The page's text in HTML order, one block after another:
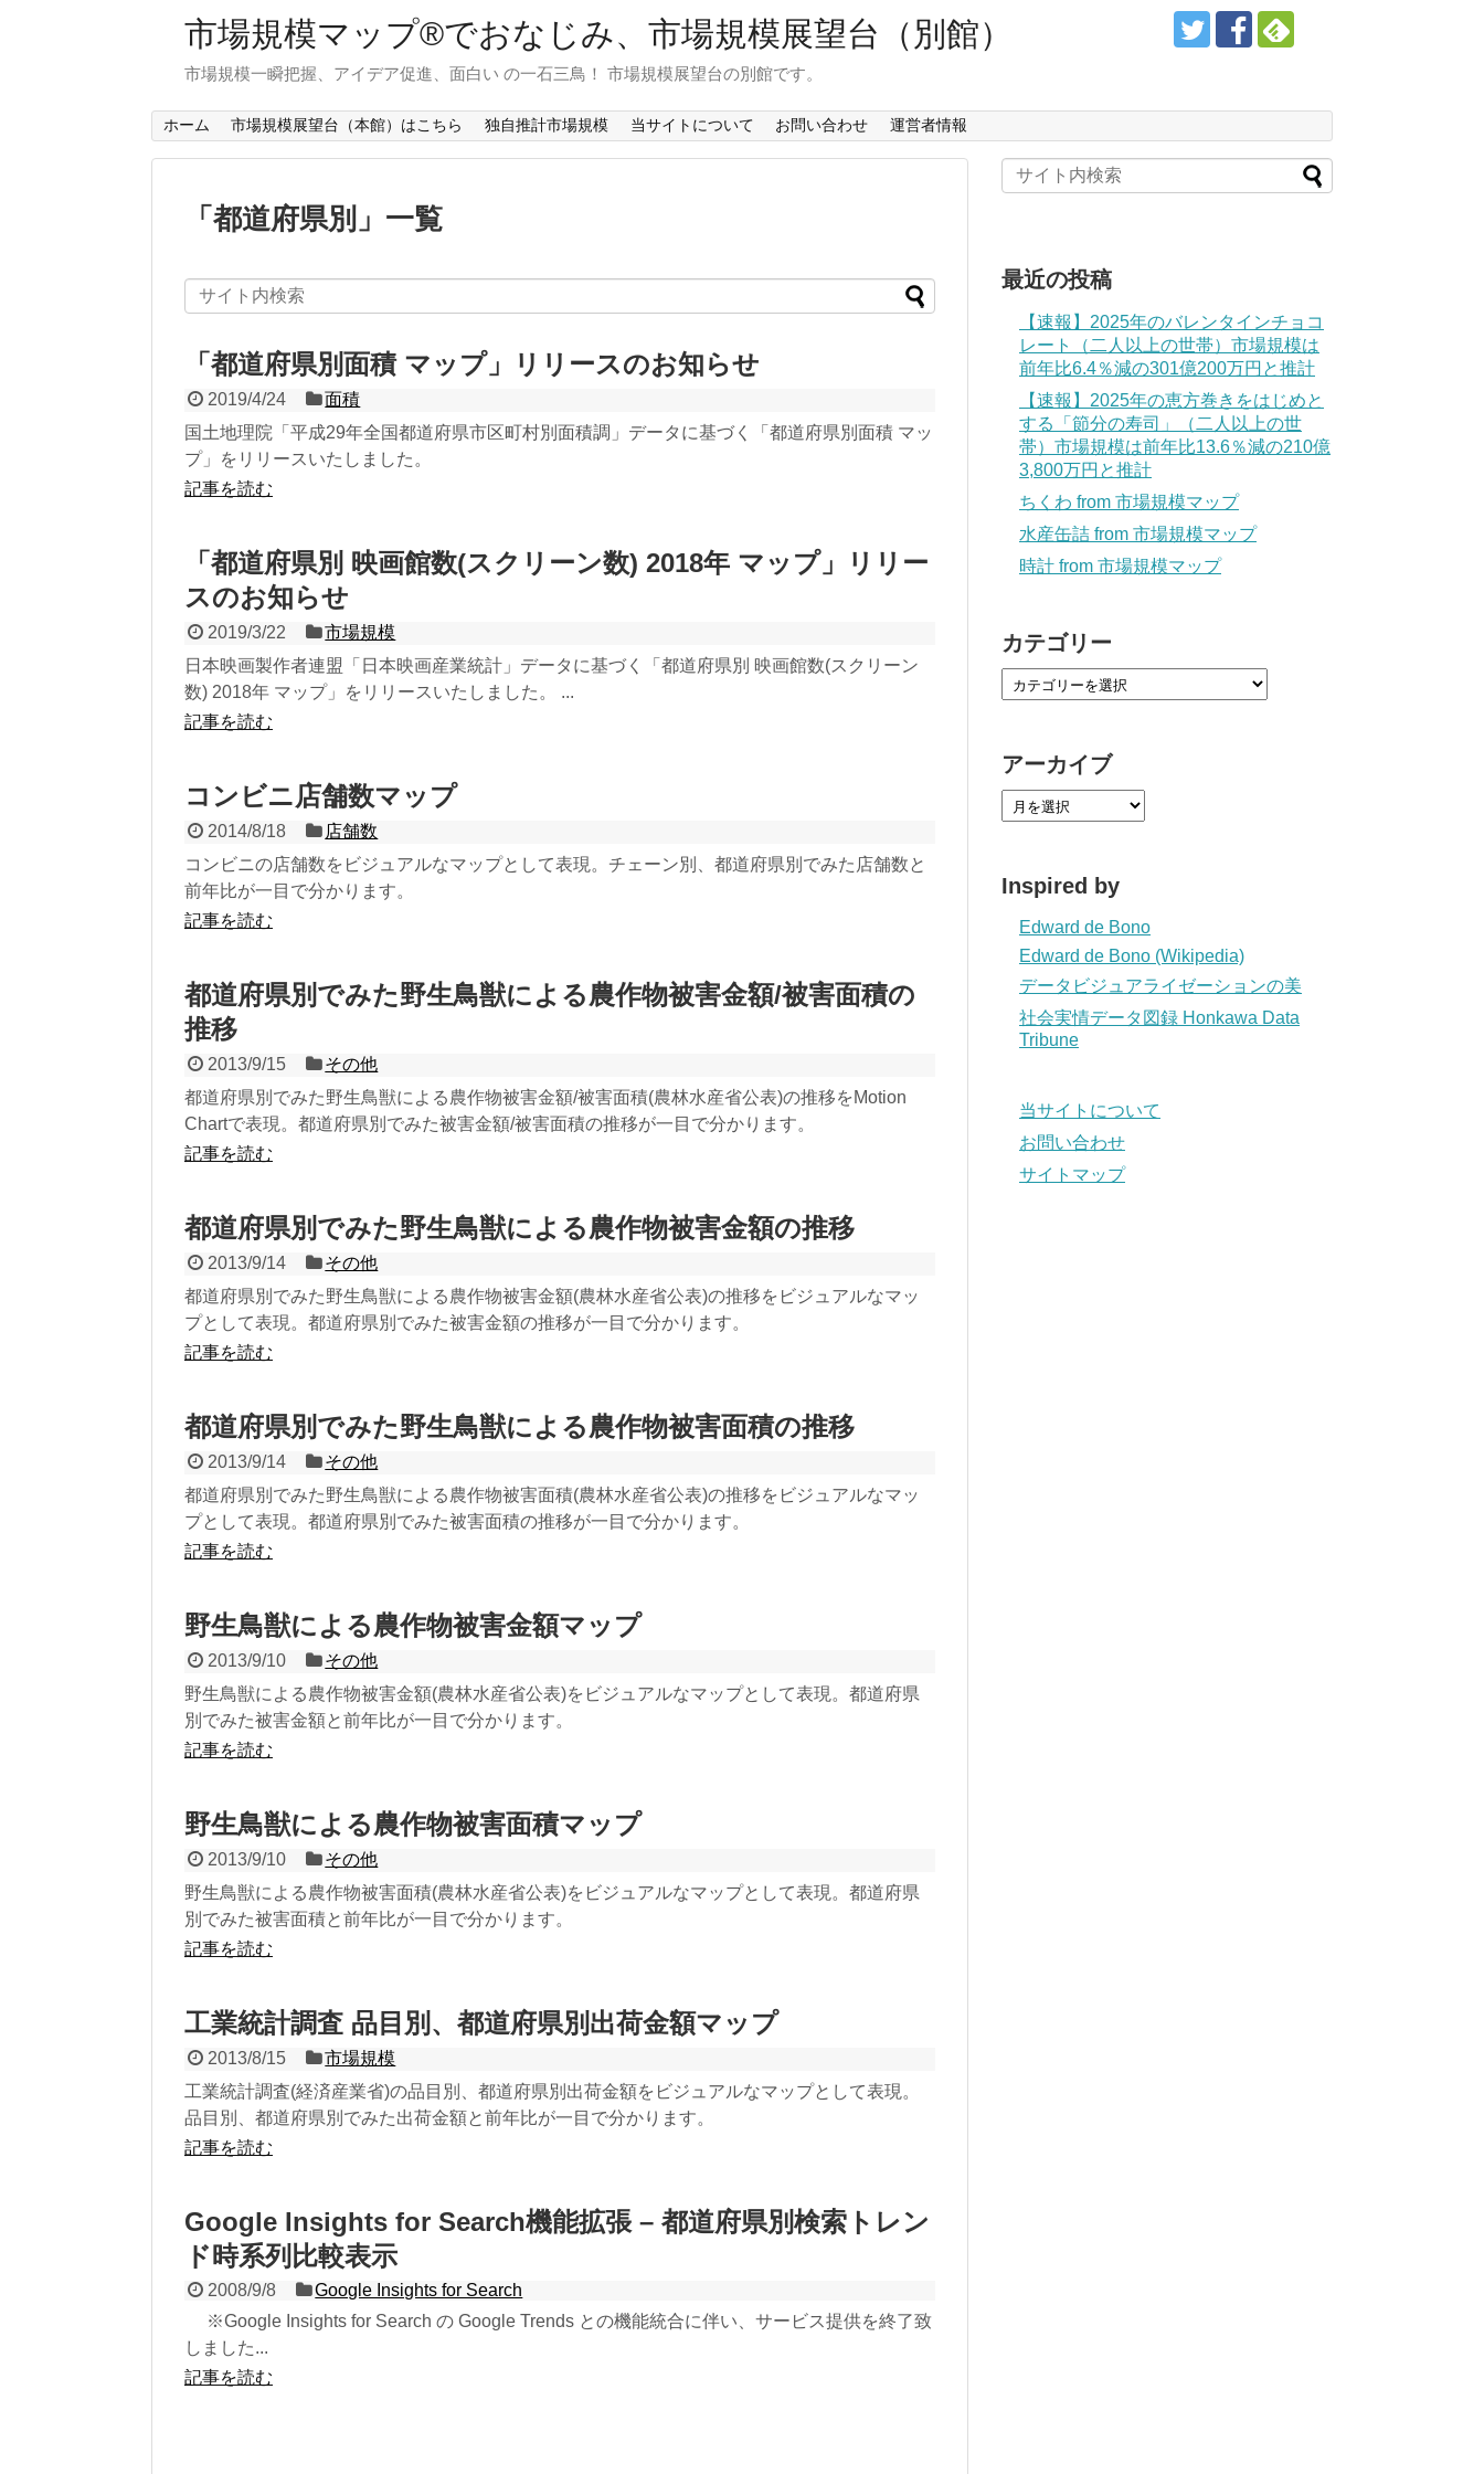
市場規模マップ®でおなじみ、市場規模展望台（別館）
市場規模一瞬把握、アイデア促進、面白い の一石三鳥！ 市場規模展望台の別館です。
ホーム 市場規模展望台（本館）はこちら 独自推計市場規模 当サイトについて お問い合わせ 運営者情報
「 都道府県別 」 一覧
「都道府県別面積 マップ」リリースのお知らせ
2019/4/24
面積
国土地理院「平成29年全国都道府県市区町村別面積調」データに基づく「都道府県別面積 マッ
プ」をリリースいたしました。
記事を読む
「都道府県別 映画館数(スクリーン数) 2018年 マップ」リリー
スのお知らせ
2019/3/22
市場規模
日本映画製作者連盟「日本映画産業統計」データに基づく「都道府県別 映画館数(スクリーン
数) 2018年 マップ」をリリースいたしました。 ...
記事を読む
コンビニ店舗数マップ
2014/8/18
店舗数
コンビニの店舗数をビジュアルなマップとして表現。チェーン別、都道府県別でみた店舗数と
前年比が一目で分かります。
記事を読む
都道府県別でみた野生鳥獣による農作物被害金額/被害面積の
推移
2013/9/15
その他
都道府県別でみた野生鳥獣による農作物被害金額/被害面積(農林水産省公表)の推移をMotion
Chartで表現。都道府県別でみた被害金額/被害面積の推移が一目で分かります。
記事を読む
都道府県別でみた野生鳥獣による農作物被害金額の推移
2013/9/14
その他
都道府県別でみた野生鳥獣による農作物被害金額(農林水産省公表)の推移をビジュアルなマッ
プとして表現。都道府県別でみた被害金額の推移が一目で分かります。
記事を読む
都道府県別でみた野生鳥獣による農作物被害面積の推移
2013/9/14
その他
都道府県別でみた野生鳥獣による農作物被害面積(農林水産省公表)の推移をビジュアルなマッ
プとして表現。都道府県別でみた被害面積の推移が一目で分かります。
記事を読む
野生鳥獣による農作物被害金額マップ
2013/9/10
その他
野生鳥獣による農作物被害金額(農林水産省公表)をビジュアルなマップとして表現。都道府県
別でみた被害金額と前年比が一目で分かります。
記事を読む
野生鳥獣による農作物被害面積マップ
2013/9/10
その他
野生鳥獣による農作物被害面積(農林水産省公表)をビジュアルなマップとして表現。都道府県
別でみた被害面積と前年比が一目で分かります。
記事を読む
工業統計調査 品目別、都道府県別出荷金額マップ
2013/8/15
市場規模
工業統計調査(経済産業省)の品目別、都道府県別出荷金額をビジュアルなマップとして表現。
品目別、都道府県別でみた出荷金額と前年比が一目で分かります。
記事を読む
Google Insights for Search機能拡張 – 都道府県別検索トレン
ド時系列比較表示
2008/9/8
Google Insights for Search
※Google Insights for Search の Google Trends との機能統合に伴い、サービス提供を終了致
しました...
記事を読む
最近の投稿
【速報】2025年のバレンタインチョコ
レート（二人以上の世帯）市場規模は
前年比6.4％減の301億200万円と推計
【速報】2025年の恵方巻きをはじめと
する「節分の寿司」（二人以上の世
帯）市場規模は前年比13.6％減の210億
3,800万円と推計
ちくわ from 市場規模マップ
水産缶詰 from 市場規模マップ
時計 from 市場規模マップ
カテゴリー
アーカイブ
Inspired by
Edward de Bono
Edward de Bono (Wikipedia)
データビジュアライゼーションの美
社会実情データ図録 Honkawa Data
Tribune
当サイトについて
お問い合わせ
サイトマップ